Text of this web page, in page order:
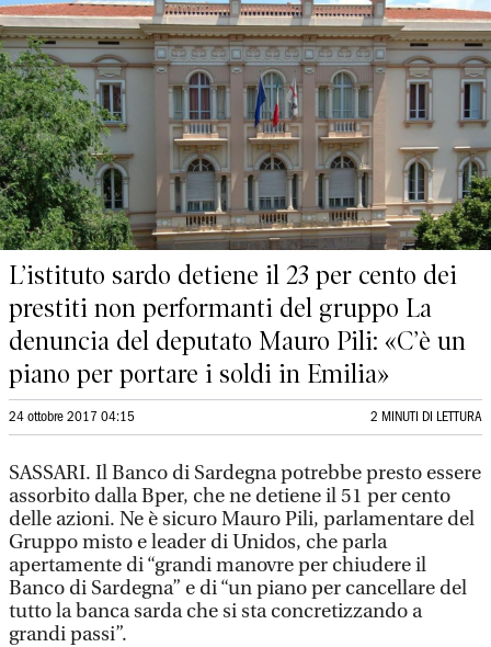
L’istituto sardo detiene il 23 per cento dei
prestiti non performanti del gruppo La
denuncia del deputato Mauro Pili: «C’è un
piano per portare i soldi in Emilia»
24 ottobre 2017 04:15 2 MINUTI DI LETTURA
SASSARI. Il Banco di Sardegna potrebbe presto essere
assorbito dalla Bper, che ne detiene il 51 per cento
delle azioni. Ne è sicuro Mauro Pili, parlamentare del
Gruppo misto e leader di Unidos, che parla
apertamente di “grandi manovre per chiudere il
Banco di Sardegna” e di “un piano per cancellare del
tutto la banca sarda che si sta concretizzando a
grandi passi”.